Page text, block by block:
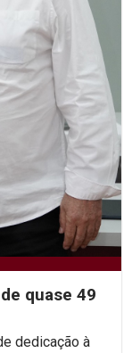
quase 49